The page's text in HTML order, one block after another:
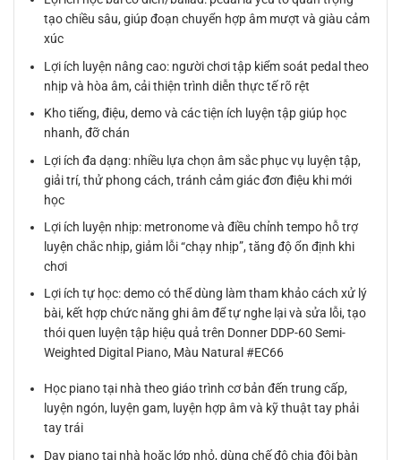
tạo chiều sâu, giúp đoạn chuyển hợp âm mượt và giàu cảm
xúc
Lợi ích luyện nâng cao: người chơi tập kiểm soát pedal theo
nhịp và hòa âm, cải thiện trình diễn thực tế rõ rệt
Kho tiếng, điệu, demo và các tiện ích luyện tập giúp học
nhanh, đỡ chán
Lợi ích đa dạng: nhiều lựa chọn âm sắc phục vụ luyện tập,
giải trí, thử phong cách, tránh cảm giác đơn điệu khi mới
học
Lợi ích luyện nhịp: metronome và điều chỉnh tempo hỗ trợ
luyện chắc nhịp, giảm lỗi “chạy nhịp”, tăng độ ổn định khi
chơi
Lợi ích tự học: demo có thể dùng làm tham khảo cách xử lý
bài, kết hợp chức năng ghi âm để tự nghe lại và sửa lỗi, tạo
thói quen luyện tập hiệu quả trên Donner DDP-60 Semi-
Weighted Digital Piano, Màu Natural #EC66
Học piano tại nhà theo giáo trình cơ bản đến trung cấp,
luyện ngón, luyện gam, luyện hợp âm và kỹ thuật tay phải
tay trái
Dạy piano tại nhà hoặc lớp nhỏ, dùng chế độ chia đôi bàn